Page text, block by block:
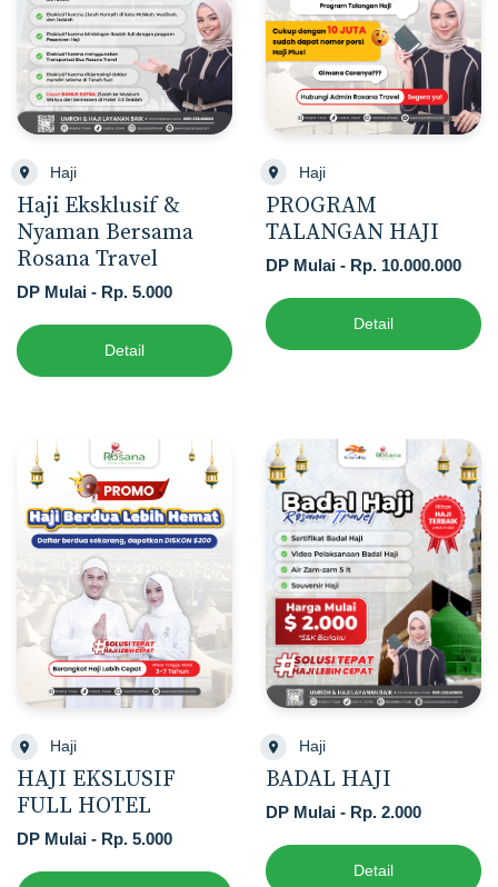
Haji
Haji Eksklusif &
Nyaman Bersama
Rosana Travel
DP Mulai - Rp. 5.000
Detail
Haji
PROGRAM
TALANGAN HAJI
DP Mulai - Rp. 10.000.000
Detail
Haji
HAJI EKSLUSIF
FULL HOTEL
DP Mulai - Rp. 5.000
Haji
BADAL HAJI
DP Mulai - Rp. 2.000
Detail